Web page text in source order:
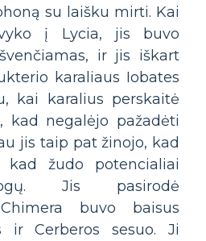
su laišku mirti. Kai
į Lycia, jis buvo
ir jis iškart
karaliaus Iobates
kai karalius perskaitė
kad negalėjo pažadėti
jis taip pat žinojo, kad
žudo potencialiai
Jis pasirodė
buvo baisus
ir Cerberos sesuo. Ji